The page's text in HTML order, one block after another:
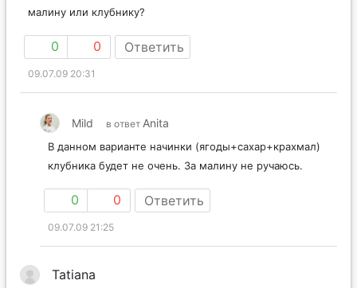
малину или клубнику?
0 0 Ответить
09.07.09 20:31
Mild в ответ Anita
В данном варианте начинки (ягоды+сахар+крахмал)
клубника будет не очень. За малину не ручаюсь.
0 0 Ответить
09.07.09 21:25
Tatiana